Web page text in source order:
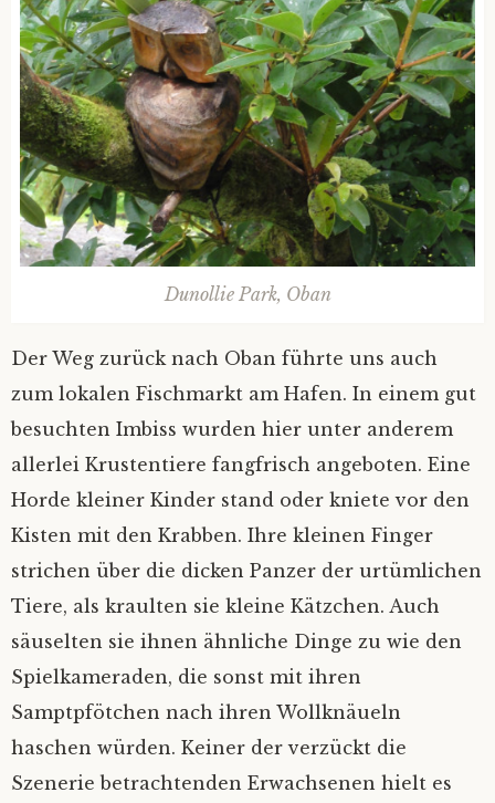
Dunollie Park, Oban
Der Weg zurück nach Oban führte uns auch
zum lokalen Fischmarkt am Hafen. In einem gut
besuchten Imbiss wurden hier unter anderem
allerlei Krustentiere fangfrisch angeboten. Eine
Horde kleiner Kinder stand oder kniete vor den
Kisten mit den Krabben. Ihre kleinen Finger
strichen über die dicken Panzer der urtümlichen
Tiere, als kraulten sie kleine Kätzchen. Auch
säuselten sie ihnen ähnliche Dinge zu wie den
Spielkameraden, die sonst mit ihren
Samptpfötchen nach ihren Wollknäueln
haschen würden. Keiner der verzückt die
Szenerie betrachtenden Erwachsenen hielt es